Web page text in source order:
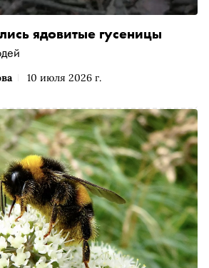
10 июля 2026 г.
ядовитые гусеницы